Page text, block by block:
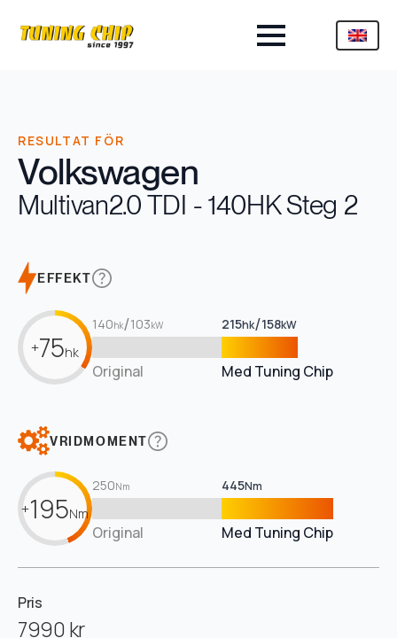
RESULTAT FÖR
Volkswagen
Multivan2.0 TDI - 140HK Steg 2
EFFEKT
+75hk
140hk/103kW 215hk/158kW
Original Med Tuning Chip
VRIDMOMENT
+195Nm
250Nm 445Nm
Original Med Tuning Chip
Pris
7990 kr